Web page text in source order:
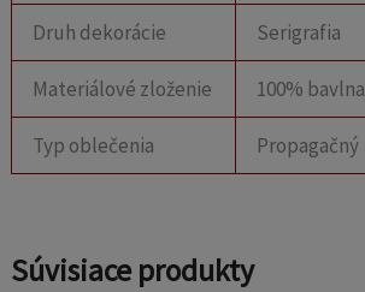
Druh dekorácie Serigrafia
Materiálové zloženie 100% bavlna
Typ oblečenia Propagačný
Súvisiace produkty